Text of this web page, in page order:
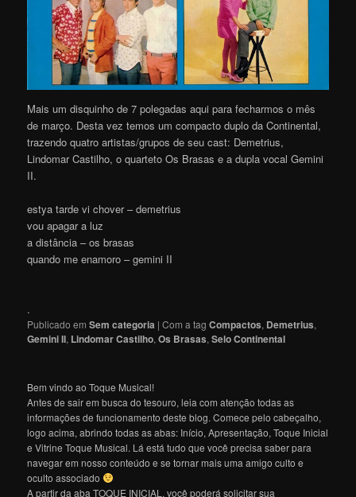
Mais um disquinho de 7 polegadas aqui para fecharmos o mês
de março. Desta vez temos um compacto duplo da Continental,
trazendo quatro artistas/grupos de seu cast: Demetrius,
Lindomar Castilho, o quarteto Os Brasas e a dupla vocal Gemini
II.
estya tarde vi chover – demetrius
vou apagar a luz
a distância – os brasas
quando me enamoro – gemini II
.
Publicado em Sem categoria |Com a tagCompactos, Demetrius,
Gemini II, Lindomar Castilho,Os Brasas,Selo Continental
Bem vindo ao Toque Musical!
Antes de sair em busca do tesouro, leia com atenção todas as
informações de funcionamento deste blog. Comece pelo cabeçalho,
logo acima, abrindo todas as abas: Início, Apresentação, Toque Inicial
e Vitrine Toque Musical. Lá está tudo que você precisa saber para
navegar em nosso conteúdo e se tornar mais uma amigo culto e
oculto associado
A partir da aba TOQUE INICIAL, você poderá solicitar sua